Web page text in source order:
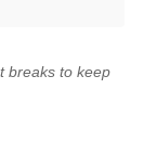
breaks to keep